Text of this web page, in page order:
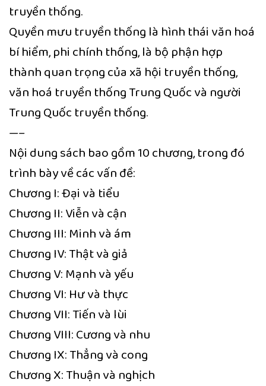
truyền thống.
Quyền mưu truyền thống là hình thái văn hoá
bí hiểm, phi chính thống, là bộ phận hợp
thành quan trọng của xã hội truyền thống,
văn hoá truyền thống Trung Quốc và người
Trung Quốc truyền thống.
—–
Nội dung sách bao gồm 10 chương, trong đó
trình bày về các vấn đề:
Chương I: Đại và tiểu
Chương II: Viễn và cận
Chương III: Minh và ám
Chương IV: Thật và giả
Chương V: Mạnh và yếu
Chương VI: Hư và thực
Chương VII: Tiến và lùi
Chương VIII: Cương và nhu
Chương IX: Thẳng và cong
Chương X: Thuận và nghịch